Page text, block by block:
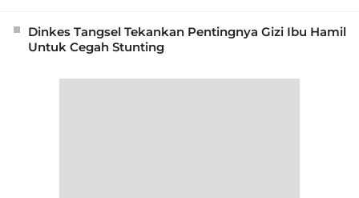
Dinkes Tangsel Tekankan Pentingnya Gizi Ibu Hamil
Untuk Cegah Stunting